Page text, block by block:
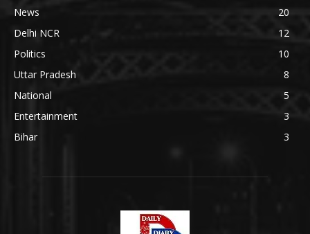
News
20
Delhi NCR
12
Politics
10
Uttar Pradesh
8
National
5
Entertainment
3
Bihar
3